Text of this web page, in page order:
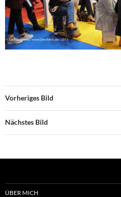
Vorheriges Bild
Nächstes Bild
ÜBER MICH